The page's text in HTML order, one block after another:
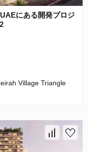
にある開発プロジ
Village Triangle